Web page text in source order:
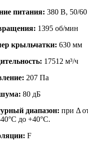
питания: 380 В, 50/
1395 об/мин
крыльчатки: 630 мм
17512 м³/ч
207 Па
80 дБ
диапазон: при Δ
до +40°С.
F